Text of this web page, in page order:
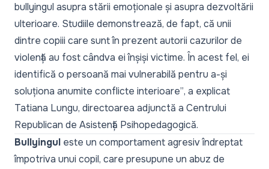
bullyingul asupra stării emoționale și asupra dezvoltării
ulterioare. Studiile demonstrează, de fapt, că unii
dintre copiii care sunt în prezent autorii cazurilor de
violență au fost cândva ei înșiși victime. În acest fel, ei
identifică o persoană mai vulnerabilă pentru a-și
soluționa anumite conflicte interioare”, a explicat
Tatiana Lungu, directoarea adjunctă a Centrului
Republican de Asistență Psihopedagogică.
Bullyingul este un comportament agresiv îndreptat
împotriva unui copil, care presupune un abuz de